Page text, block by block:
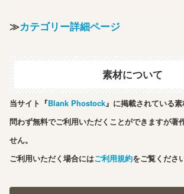
≫カテゴリー詳細ページ
素材について
当サイト『Blank Phostock』に掲載されている
問わず無料でご利用いただくことができますが著
せん。
ご利用いただく場合にはご利用規約をご覧くださ